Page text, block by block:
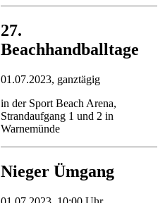
27.
Beachhandballtage
01.07.2023, ganztägig
in der Sport Beach Arena,
Strandaufgang 1 und 2 in
Warnemünde
Nieger Ümgang